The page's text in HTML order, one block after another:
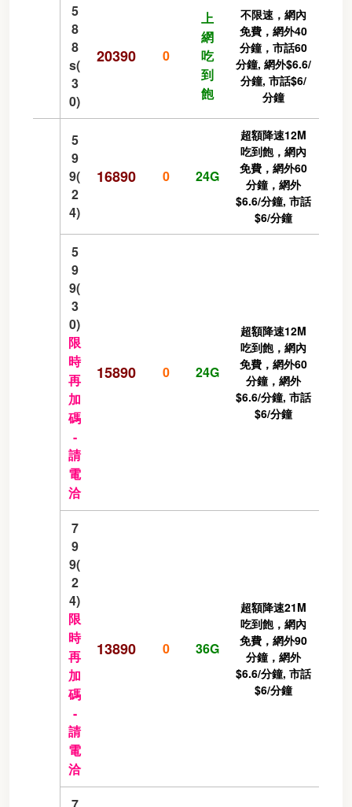
5
8
8
s(
3
0)
20390 0
上
網
吃
到
飽
不限速，網內
免費，網外40
分鐘，市話60
分鐘, 網外$6.6/
分鐘, 市話$6/
分鐘
5
9
9(
2
4)
16890 0 24G
超額降速12M
吃到飽，網內
免費，網外60
分鐘，網外
$6.6/分鐘, 市話
$6/分鐘
5
9
9(
3
0)
限
時
再
加
碼
-
請
電
洽
15890 0 24G
超額降速12M
吃到飽，網內
免費，網外60
分鐘，網外
$6.6/分鐘, 市話
$6/分鐘
7
9
9(
2
4)
限
時
再
加
碼
-
請
電
洽
13890 0 36G
超額降速21M
吃到飽，網內
免費，網外90
分鐘，網外
$6.6/分鐘, 市話
$6/分鐘